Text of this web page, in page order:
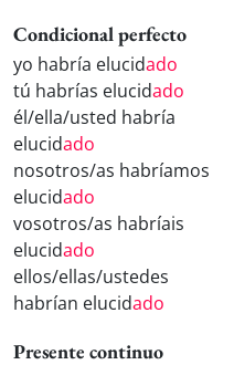
Condicional perfecto
yo habría elucidado
tú habrías elucidado
él/ella/usted habría
elucidado
nosotros/as habríamos
elucidado
vosotros/as habríais
elucidado
ellos/ellas/ustedes
habrían elucidado
Presente continuo